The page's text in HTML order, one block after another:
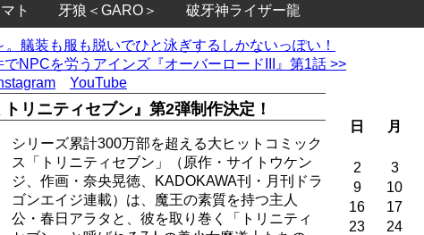
ト 牙狼＜GARO＞ 破牙神ライザー龍
艤装も服も脱いでひと泳ぎするしかないっぽい！
NPCを労うアインズ『オーバーロードIII』第1話 >>
YouTube
リニティセブン』第2弾制作決定！
シリーズ累計300万部を超える大ヒットコミック
ス「トリニティセブン」（原作・サイトウケン
ジ、作画・奈央晃徳、KADOKAWA刊・月刊ドラ
ゴンエイジ連載）は、魔王の素質を持つ主人
公・春日アラタと、彼を取り巻く「トリニティ
日
月
2
3
9
10
16
17
23
24